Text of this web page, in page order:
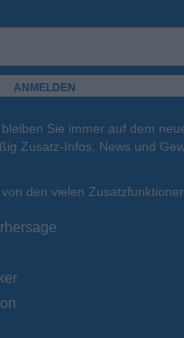
. 18.08. Mi. 19.08. Do.
24°C
Sie immer auf dem
Zusatz-Infos, News und
den vielen